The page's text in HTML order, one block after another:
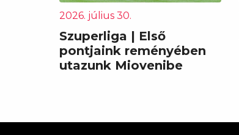
2026. július 30.
Szuperliga | Első
pontjaink reményében
utazunk Miovenibe